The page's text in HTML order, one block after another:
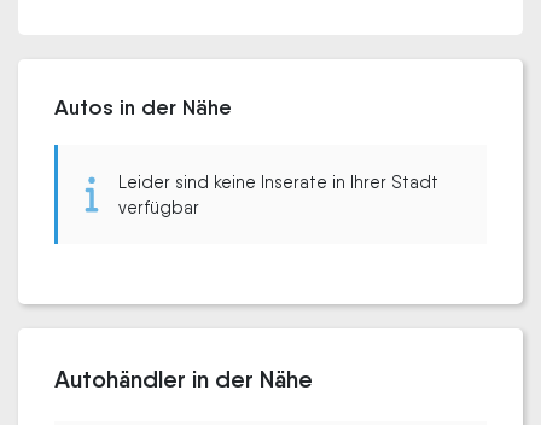
Autos in der Nähe
Leider sind keine Inserate in Ihrer Stadt
verfügbar
Autohändler in der Nähe